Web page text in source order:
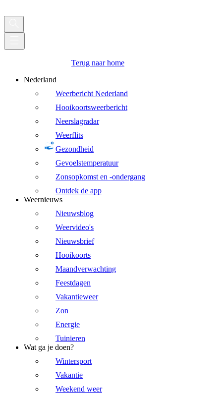
Terug naar home
Nederland
Weerbericht Nederland
Hooikoortsweerbericht
Neerslagradar
Weerflits
Gezondheid
Gevoelstemperatuur
Zonsopkomst en -ondergang
Ontdek de app
Weernieuws
Nieuwsblog
Weervideo's
Nieuwsbrief
Hooikoorts
Maandverwachting
Feestdagen
Vakantieweer
Zon
Energie
Tuinieren
Wat ga je doen?
Wintersport
Vakantie
Weekend weer